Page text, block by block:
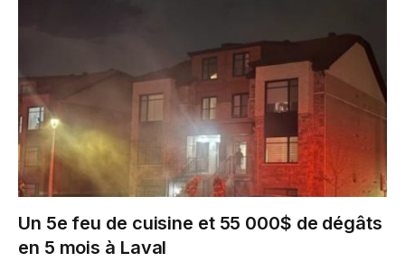
Un 5e feu de cuisine et 55 000$ de dégâts
en 5 mois à Laval